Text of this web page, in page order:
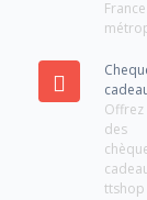
France
Offrez
des
ttshop